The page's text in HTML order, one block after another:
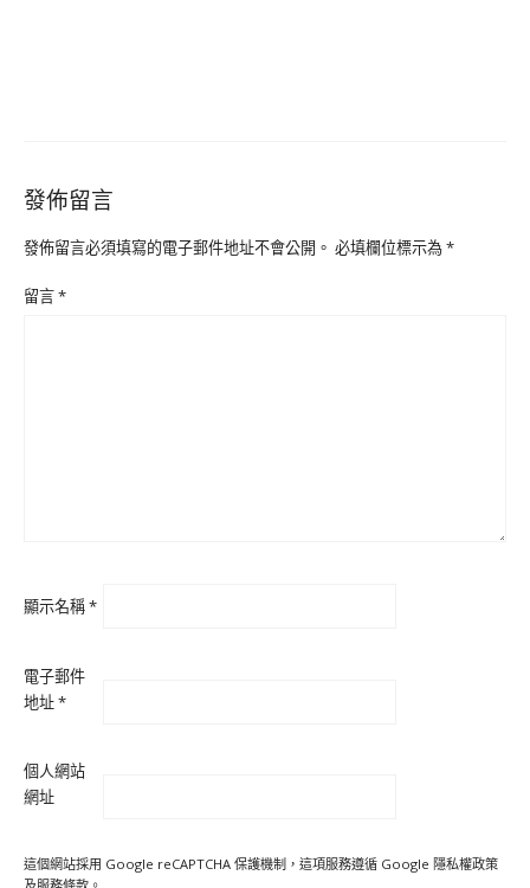
發佈留言
發佈留言必須填寫的電子郵件地址不會公開。 必填欄位標示為*
留言*
顯示名稱*
電子郵件
地址*
個人網站
網址
這個網站採用 Google reCAPTCHA 保護機制，這項服務遵循 Google 隱私權政策